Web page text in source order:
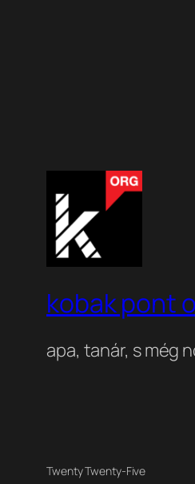
kobak pont
apa, tanár, s még
Twenty Twenty-Five